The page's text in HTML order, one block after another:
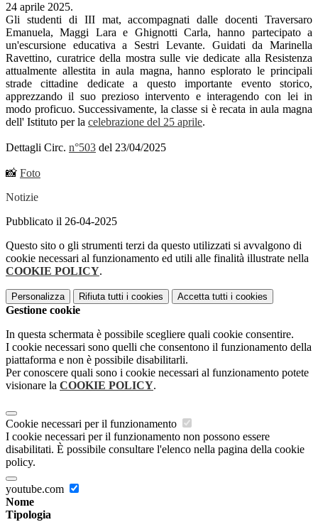
24 aprile 2025.
Gli studenti di III mat, accompagnati dalle docenti Traversaro
Emanuela, Maggi Lara e Ghignotti Carla, hanno partecipato a
un'escursione educativa a Sestri Levante. Guidati da Marinella
Ravettino, curatrice della mostra sulle vie dedicate alla Resistenza
attualmente allestita in aula magna, hanno esplorato le principali
strade cittadine dedicate a questo importante evento storico,
apprezzando il suo prezioso intervento e interagendo con lei in
modo proficuo. Successivamente, la classe si è recata in aula magna
dell' Istituto per la celebrazione del 25 aprile.
Dettagli Circ. n°503 del 23/04/2025
📸 Foto
Notizie
Pubblicato il 26-04-2025
Questo sito o gli strumenti terzi da questo utilizzati si avvalgono di
cookie necessari al funzionamento ed utili alle finalità illustrate nella
COOKIE POLICY.
Personalizza Rifiuta tutti i cookies Accetta tutti i cookies
Gestione cookie
In questa schermata è possibile scegliere quali cookie consentire.
I cookie necessari sono quelli che consentono il funzionamento della
piattaforma e non è possibile disabilitarli.
Per conoscere quali sono i cookie necessari al funzionamento potete
visionare la COOKIE POLICY.
Cookie necessari per il funzionamento
I cookie necessari per il funzionamento non possono essere
disabilitati. È possibile consultare l'elenco nella pagina della cookie
policy.
youtube.com
Nome
Tipologia